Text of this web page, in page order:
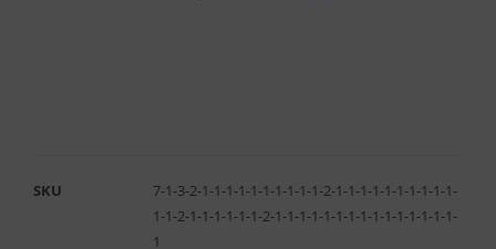
SKU
7-1-3-2-1-1-1-1-1-1-1-1-1-1-2-1-1-1-1-1-1-1-1-1-1-
1-1-2-1-1-1-1-1-1-2-1-1-1-1-1-1-1-1-1-1-1-1-1-1-1-
1